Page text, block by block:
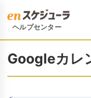
ヘルプセンター
Googleカレ